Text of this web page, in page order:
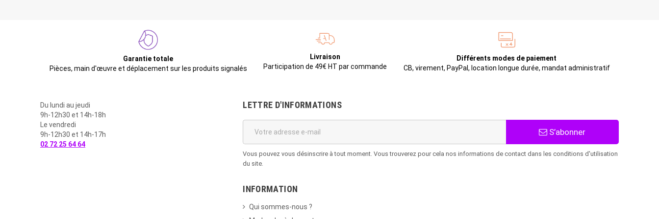
Garantie totale
Pièces, main d'œuvre et déplacement sur les produits signalés
Livraison
Participation de 49€ HT par commande
Différents modes de paiement
CB, virement, PayPal, location longue durée, mandat administratif
Du lundi au jeudi
9h-12h30 et 14h-18h
Le vendredi
9h-12h30 et 14h-17h
02 72 25 64 64
LETTRE D'INFORMATIONS
S’abonner
Vous pouvez vous désinscrire à tout moment. Vous trouverez pour cela nos informations de contact dans les conditions d'utilisation
du site.
INFORMATION
Qui sommes-nous ?